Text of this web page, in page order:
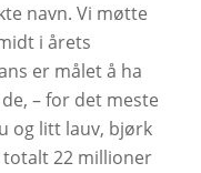
navn. Vi møtte
i årets
er målet å ha
– for det meste
og litt lauv, bjørk
22 millioner